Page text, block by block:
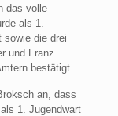
das volle
als 1.
sowie die drei
und Franz
bestätigt.
an, dass
1. Jugendwart